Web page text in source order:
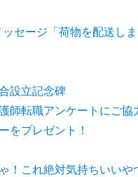
セージ「荷物を配送し
設立記念碑
師転職アンケートにご協
をプレゼント！
！これ絶対気持ちいいや